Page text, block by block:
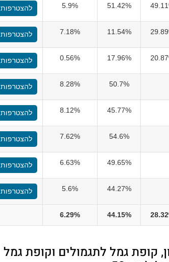
51.42%
5.9% להצטרפות
11.54%
7.18% להצטרפות
17.96%
0.56% להצטרפות
50.7%
8.28% להצטרפות
45.77%
8.12% להצטרפות
54.6%
7.62% להצטרפות
49.65%
6.63% להצטרפות
44.27%
5.6% להצטרפות
44.15%
6.29%
קופת גמל לתגמולים וקופת גמל